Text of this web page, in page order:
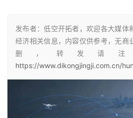
发布者：低空开拓者，欢迎各大媒体
经济相关信息，内容仅供参考，无商
删，转发请注
https://www.dikongjingji.com.cn/